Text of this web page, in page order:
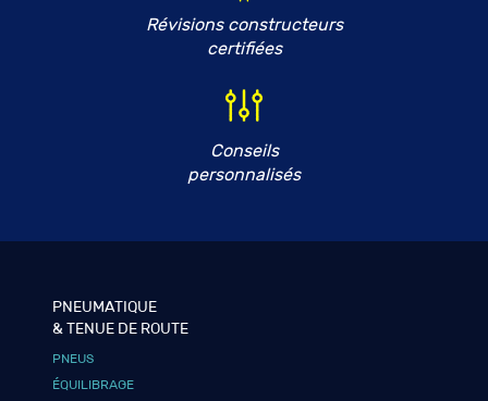
Révisions constructeurs
certifiées
Conseils
personnalisés
PNEUMATIQUE
& TENUE DE ROUTE
PNEUS
ÉQUILIBRAGE